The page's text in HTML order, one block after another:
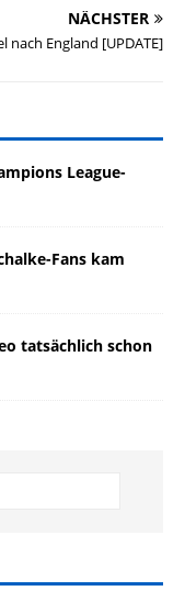
NÄCHSTER
nach England [UPDATE]
League-
Fans kam
tatsächlich schon